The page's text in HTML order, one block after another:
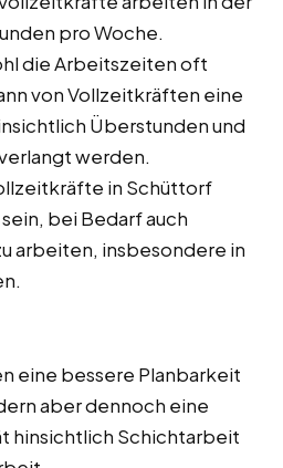
pro Woche.
die Arbeitszeiten oft
von Vollzeitkräften eine
Überstunden und
werden.
in Schüttorf
bei Bedarf auch
arbeiten, insbesondere in
eine bessere Planbarkeit
aber dennoch eine
hinsichtlich Schichtarbeit